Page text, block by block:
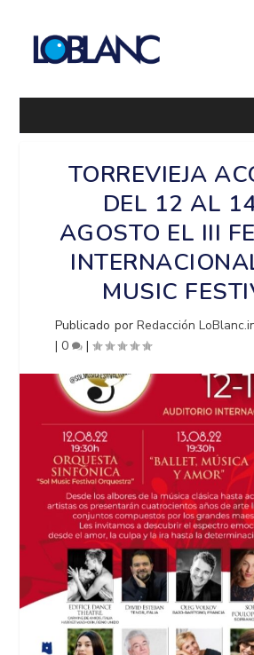
TORREVIEJA
DEL 12 AL
AGOSTO EL III
MUSIC
Publicado por Redacción
|0 |